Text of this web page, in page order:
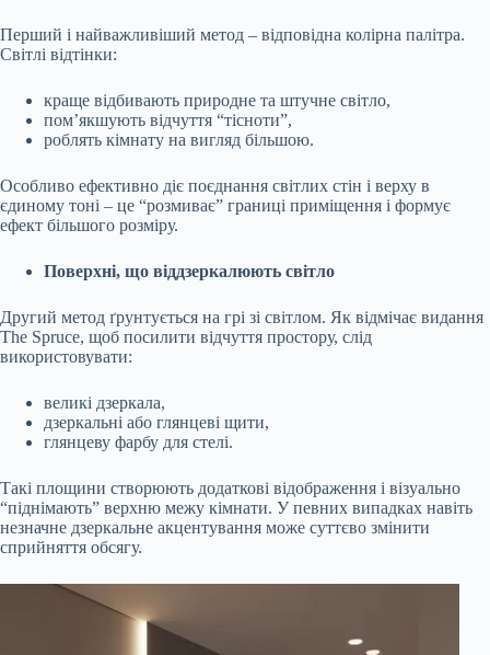
Перший і найважливіший метод – відповідна колірна палітра.
Світлі відтінки:
краще відбивають природне та штучне світло,
пом’якшують відчуття “тісноти”,
роблять кімнату на вигляд більшою.
Особливо ефективно діє поєднання світлих стін і верху в
єдиному тоні – це “розмиває” границі приміщення і формує
ефект більшого розміру.
Поверхні, що віддзеркалюють світло
Другий метод ґрунтується на грі зі світлом. Як відмічає видання
The Spruce, щоб посилити відчуття простору, слід
використовувати:
великі дзеркала,
дзеркальні або глянцеві щити,
глянцеву фарбу для стелі.
Такі площини створюють додаткові відображення і візуально
“піднімають” верхню межу кімнати. У певних випадках навіть
незначне дзеркальне акцентування може суттєво змінити
сприйняття обсягу.